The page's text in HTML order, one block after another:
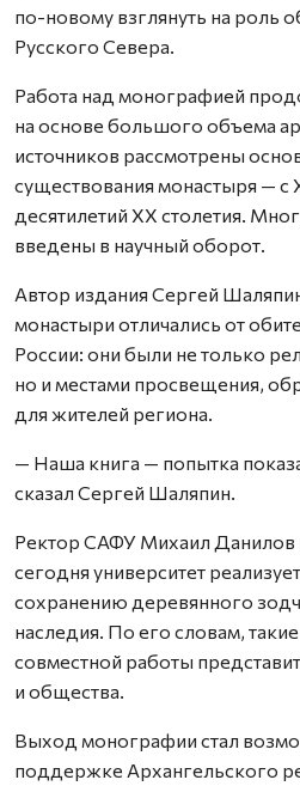
по-новому взглянуть на роль
Русского Севера.
Работа над монографией
на основе большого объема
источников рассмотрены
существования монастыря — с
десятилетий XX столетия.
введены в научный оборот.
Автор издания Сергей
монастыри отличались от
России: они были не только
но и местами просвещения,
для жителей региона.
— Наша книга — попытка
сказал Сергей Шаляпин.
Ректор САФУ Михаил Данилов
сегодня университет
сохранению деревянного
наследия. По его словам,
совместной работы
и общества.
Выход монографии стал
поддержке Архангельского